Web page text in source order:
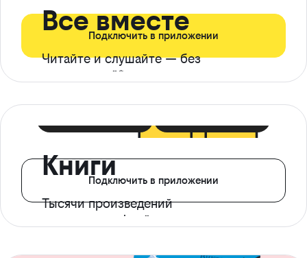
Все вместе
Читайте и слушайте — без
ограничений*
Подключить в приложении
Книги
Тысячи произведений
с доступом офлайн
Подключить в приложении